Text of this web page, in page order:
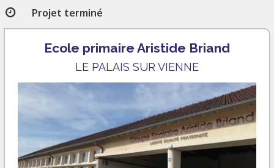
Projet terminé
Ecole primaire Aristide Briand
LE PALAIS SUR VIENNE